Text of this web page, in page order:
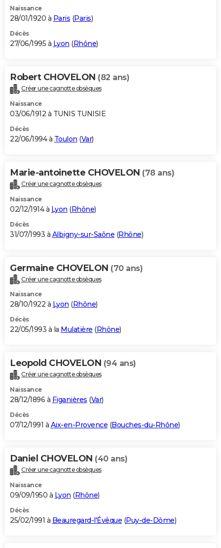
Naissance
28/01/1920 à Paris (Paris)
Décès
27/06/1995 à Lyon (Rhône)
Robert CHOVELON (82 ans)
Créer une cagnotte obsèques
Naissance
03/06/1912 à TUNIS TUNISIE
Décès
22/06/1994 à Toulon (Var)
Marie-antoinette CHOVELON (78 ans)
Créer une cagnotte obsèques
Naissance
02/12/1914 à Lyon (Rhône)
Décès
31/07/1993 à Albigny-sur-Saône (Rhône)
Germaine CHOVELON (70 ans)
Créer une cagnotte obsèques
Naissance
28/10/1922 à Lyon (Rhône)
Décès
22/05/1993 à la Mulatière (Rhône)
Leopold CHOVELON (94 ans)
Créer une cagnotte obsèques
Naissance
28/12/1896 à Figanières (Var)
Décès
07/12/1991 à Aix-en-Provence (Bouches-du-Rhône)
Daniel CHOVELON (40 ans)
Créer une cagnotte obsèques
Naissance
09/09/1950 à Lyon (Rhône)
Décès
25/02/1991 à Beauregard-l'Évêque (Puy-de-Dôme)